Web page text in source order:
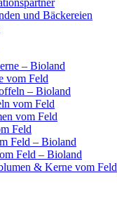
und Bäckereien
– Bioland
vom Feld
– Bioland
vom Feld
vom Feld
Feld
Feld – Bioland
Feld – Bioland
& Kerne vom Feld